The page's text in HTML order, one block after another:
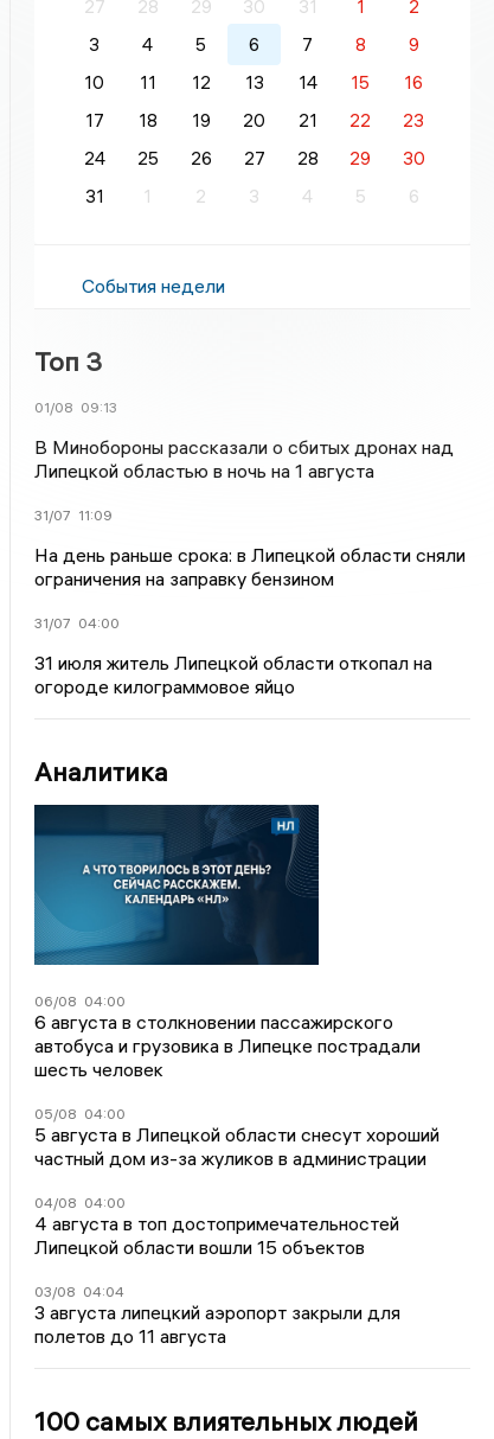
27
28 29 30 31 1
2
3
4 5 6 7 8
9
10
11 12 13 14 15
16
17
18 19 20 21 22
23
24
25 26 27 28 29
30
31
1 2 3 4 5 6
События недели
Топ 3
01/08 09:13
В Минобороны рассказали о сбитых дронах над
Липецкой областью в ночь на 1 августа
31/07 11:09
На день раньше срока: в Липецкой области сняли
ограничения на заправку бензином
31/07 04:00
31 июля житель Липецкой области откопал на
огороде килограммовое яйцо
Аналитика
06/08 04:00
6 августа в столкновении пассажирского
автобуса и грузовика в Липецке пострадали
шесть человек
05/08 04:00
5 августа в Липецкой области снесут хороший
частный дом из-за жуликов в администрации
04/08 04:00
4 августа в топ достопримечательностей
Липецкой области вошли 15 объектов
03/08 04:04
3 августа липецкий аэропорт закрыли для
полетов до 11 августа
100 самых влиятельных людей